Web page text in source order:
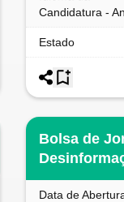
Candidatura -
Estado
Bolsa de
Data de